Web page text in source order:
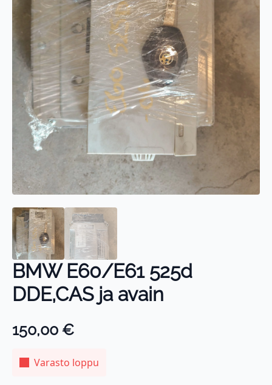
BMW E60/E61 525d
DDE,CAS ja avain
150,00 €
Varasto loppu